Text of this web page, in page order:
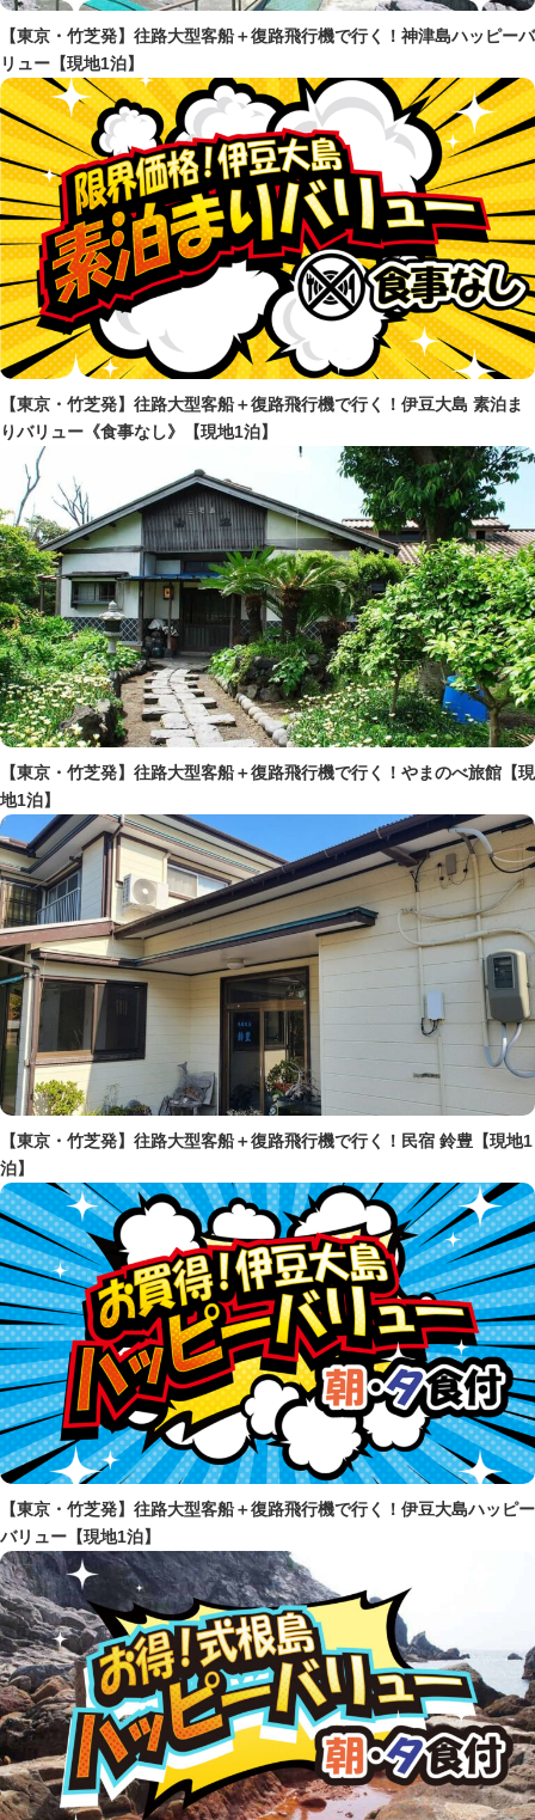
【東京・竹芝発】往路大型客船＋復路飛行機で行く！神津島ハッピーバ
リュー【現地1泊】
【東京・竹芝発】往路大型客船＋復路飛行機で行く！伊豆大島 素泊ま
りバリュー《食事なし》【現地1泊】
【東京・竹芝発】往路大型客船＋復路飛行機で行く！やまのべ旅館【現
地1泊】
【東京・竹芝発】往路大型客船＋復路飛行機で行く！民宿 鈴豊【現地1
泊】
【東京・竹芝発】往路大型客船＋復路飛行機で行く！伊豆大島ハッピー
バリュー【現地1泊】